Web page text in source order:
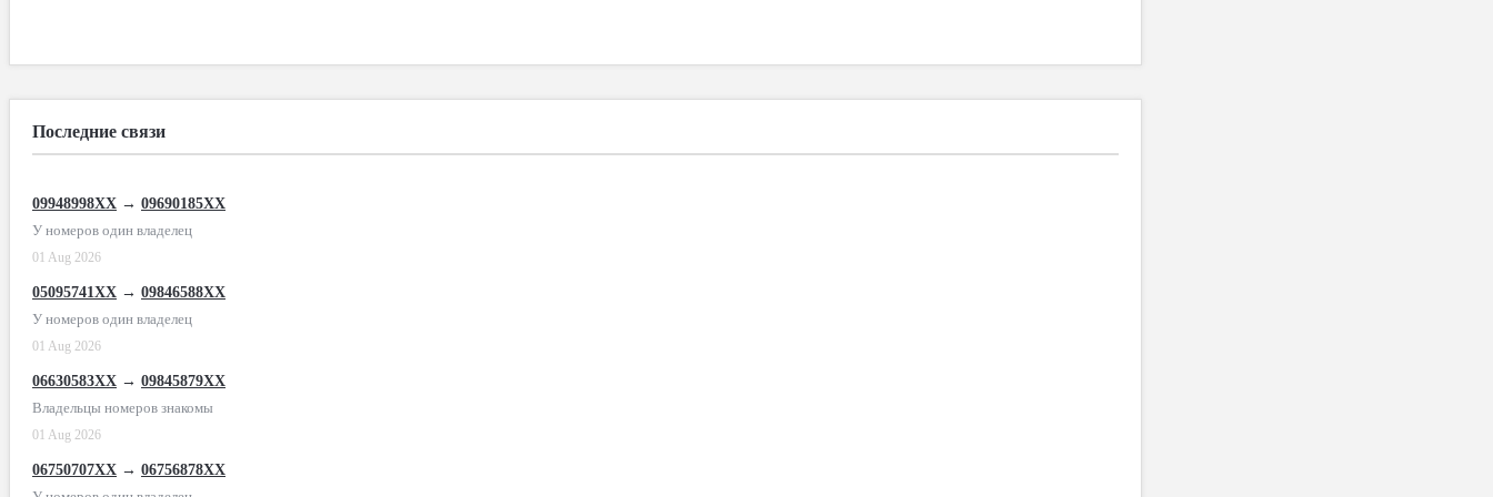
Последние связи
09948998XX → 09690185XX
У номеров один владелец
01 Aug 2026
05095741XX → 09846588XX
У номеров один владелец
01 Aug 2026
06630583XX → 09845879XX
Владельцы номеров знакомы
01 Aug 2026
06750707XX → 06756878XX